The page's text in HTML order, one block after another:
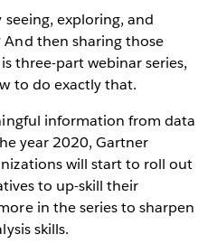
exploring, and
then sharing those
three-part webinar series,
to do exactly that.
information from data
year 2020, Gartner
will start to roll out
to up-skill their
in the series to sharpen
skills.